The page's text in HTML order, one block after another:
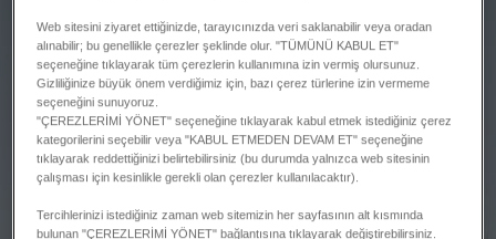
Web sitesini ziyaret ettiğinizde, tarayıcınızda veri saklanabilir veya oradan
alınabilir; bu genellikle çerezler şeklinde olur. "TÜMÜNÜ KABUL ET"
seçeneğine tıklayarak tüm çerezlerin kullanımına izin vermiş olursunuz.
Gizliliğinize büyük önem verdiğimiz için, bazı çerez türlerine izin vermeme
seçeneğini sunuyoruz.
"ÇEREZLERİMİ YÖNET" seçeneğine tıklayarak kabul etmek istediğiniz çerez
kategorilerini seçebilir veya "KABUL ETMEDEN DEVAM ET" seçeneğine
tıklayarak reddettiğinizi belirtebilirsiniz (bu durumda yalnızca web sitesinin
çalışması için kesinlikle gerekli olan çerezler kullanılacaktır).
Tercihlerinizi istediğiniz zaman web sitemizin her sayfasının alt kısmında
bulunan "ÇEREZLERİMİ YÖNET" bağlantısına tıklayarak değiştirebilirsiniz.